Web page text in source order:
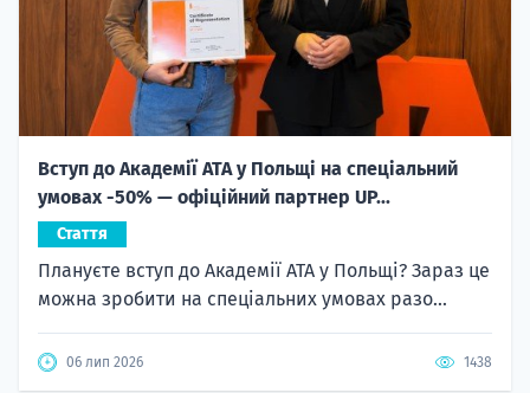
Вступ до Академії ATA у Польщі на спеціальний
умовах -50% — офіційний партнер UP...
Стаття
Плануєте вступ до Академії ATA у Польщі? Зараз це
можна зробити на спеціальних умовах разо...
06 лип 2026 1438